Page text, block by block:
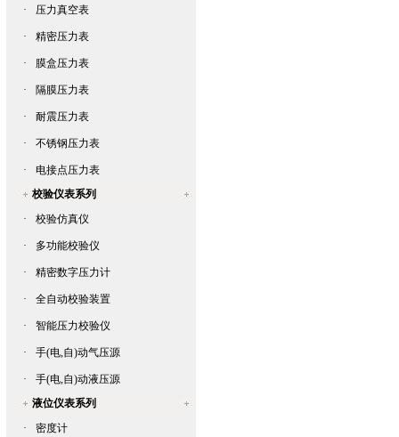
· 压力真空表
· 精密压力表
· 膜盒压力表
· 隔膜压力表
· 耐震压力表
· 不锈钢压力表
·
电接点压力表
校验仪表系列
·
校验仿真仪
· 多功能校验仪
· 精密数字压力计
· 全自动校验装置
· 智能压力校验仪
· 手(电,自)动气压源
·
手(电,自)动液压源
液位仪表系列
·
密度计